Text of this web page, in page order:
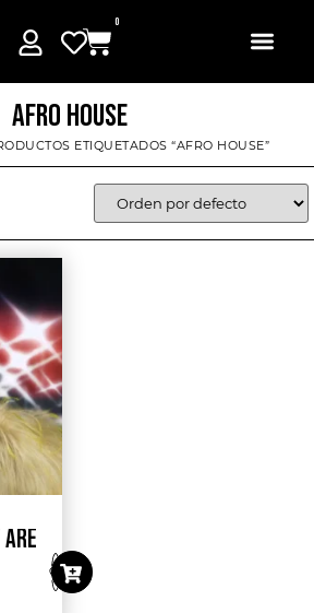
0
AFRO HOUSE
ETIQUETADOS “AFRO HOUSE”